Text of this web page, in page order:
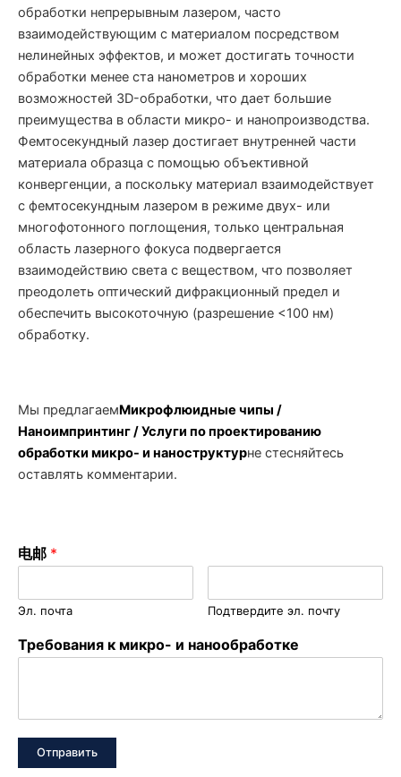
обработки непрерывным лазером, часто
взаимодействующим с материалом посредством
нелинейных эффектов, и может достигать точности
обработки менее ста нанометров и хороших
возможностей 3D-обработки, что дает большие
преимущества в области микро- и нанопроизводства.
Фемтосекундный лазер достигает внутренней части
материала образца с помощью объективной
конвергенции, а поскольку материал взаимодействует
с фемтосекундным лазером в режиме двух- или
многофотонного поглощения, только центральная
область лазерного фокуса подвергается
взаимодействию света с веществом, что позволяет
преодолеть оптический дифракционный предел и
обеспечить высокоточную (разрешение <100 нм)
обработку.
Мы предлагаемМикрофлюидные чипы /
Наноимпринтинг / Услуги по проектированию
обработки микро- и наноструктурне стесняйтесь
оставлять комментарии.
电邮 *
Эл. почта Подтвердите эл. почту
Требования к микро- и нанообработке
Отправить